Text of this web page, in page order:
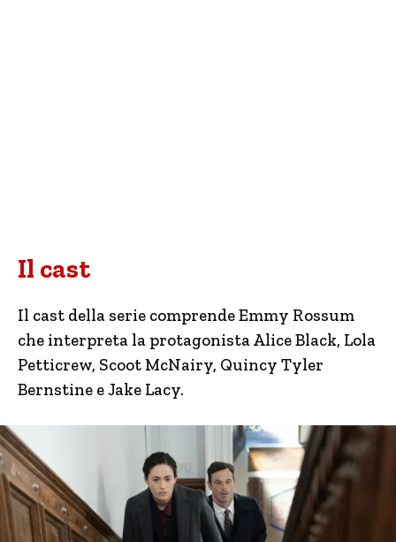
Il cast
Il cast della serie comprende Emmy Rossum
che interpreta la protagonista Alice Black, Lola
Petticrew, Scoot McNairy, Quincy Tyler
Bernstine e Jake Lacy.